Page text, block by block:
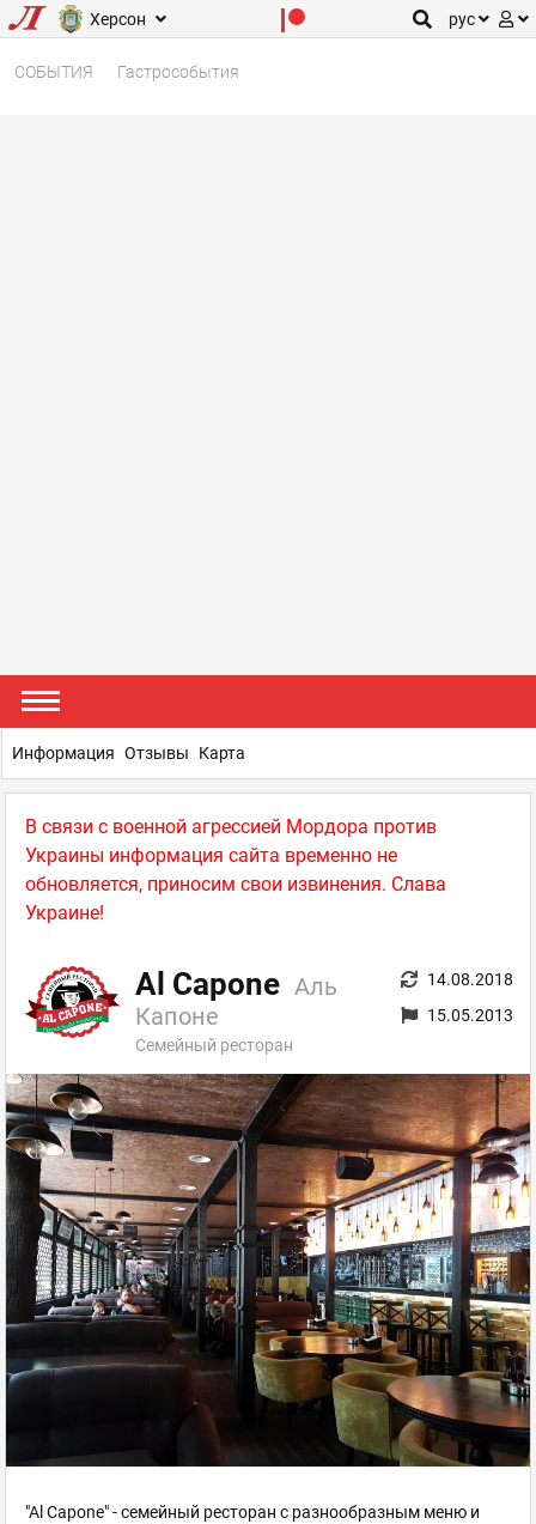
Херсон рус
СОБЫТИЯ Гастрособытия
В связи с военной агрессией Мордора против
Украины информация сайта временно не
обновляется, приносим свои извинения. Слава
Украине!
Al Capone Аль
Капоне
Семейный ресторан
14.08.2018
15.05.2013
"Al Capone" - семейный ресторан с разнообразным меню и
Информация Отзывы Карта